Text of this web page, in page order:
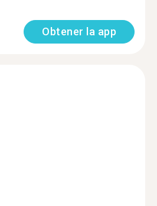
Obtener la app